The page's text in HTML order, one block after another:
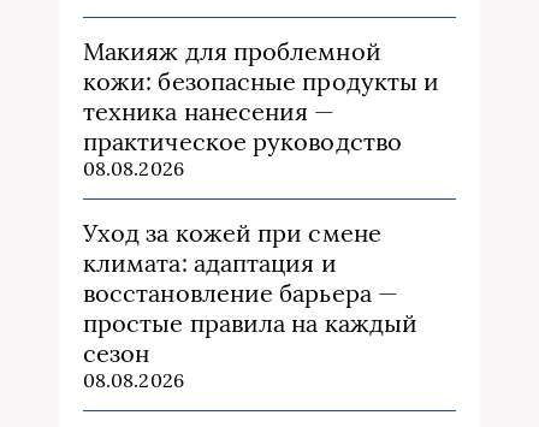
Макияж для проблемной
кожи: безопасные продукты и
техника нанесения —
практическое руководство
08.08.2026
Уход за кожей при смене
климата: адаптация и
восстановление барьера —
простые правила на каждый
сезон
08.08.2026